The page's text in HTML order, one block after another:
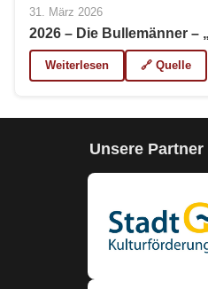
31. März 2026
2026 – Die Bullemänner –
Weiterlesen 🔗 Quelle
Unsere